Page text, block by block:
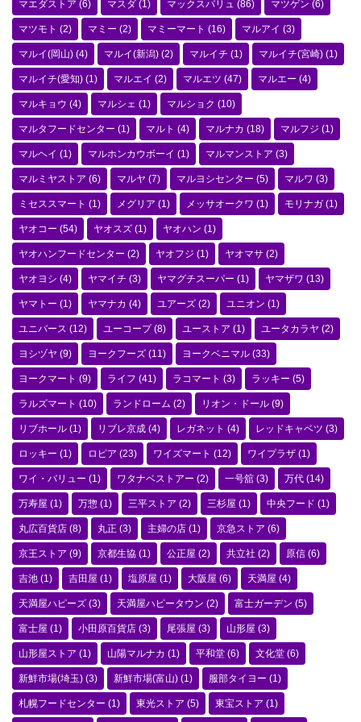
マエダストア (6) マスダ (1) マックスバリュ (86) マツゲン (6)
マツモト (2) マミー (2) マミーマート (16) マルアイ (3)
マルイ(岡山) (4) マルイ(新潟) (2) マルイチ (1) マルイチ(宮崎) (1)
マルイチ(愛知) (1) マルエイ (2) マルエツ (47) マルエー (4)
マルキョウ (4) マルシェ (1) マルショク (10)
マルタフードセンター (1) マルト (4) マルナカ (18) マルフジ (1)
マルヘイ (1) マルホンカウボーイ (1) マルマンストア (3)
マルミヤストア (6) マルヤ (7) マルヨシセンター (5) マルワ (3)
ミセススマート (1) メグリア (1) メッサオークワ (1) モリナガ (1)
ヤオコー (54) ヤオスズ (1) ヤオハン (1)
ヤオハンフードセンター (2) ヤオフジ (1) ヤオマサ (2)
ヤオヨシ (4) ヤマイチ (3) ヤマグチスーパー (1) ヤマザワ (13)
ヤマトー (1) ヤマナカ (4) ユアーズ (2) ユニオン (1)
ユニバース (12) ユーコープ(8) ユーストア (1) ユータカラヤ (2)
ヨシヅヤ (9) ヨークフーズ (11) ヨークベニマル (33)
ヨークマート (9) ライフ (41) ラコマート (3) ラッキー (5)
ラルズマート (10) ランドローム (2) リオン・ドール (9)
リブホール (1) リブレ京成 (4) レガネット (4) レッドキャベツ (3)
ロッキー (1) ロピア (23) ワイズマート (12) ワイプラザ (1)
ワイ・バリュー (1) ワタナベストアー (2) 一号舘 (3) 万代 (14)
万寿屋 (1) 万惣 (1) 三平ストア (2) 三杉屋 (1) 中央フード (1)
丸広百貨店 (8) 丸正 (3) 主婦の店 (1) 京急ストア (6)
京王ストア (9) 京都生協 (1) 公正屋 (2) 共立社 (2) 原信 (6)
吉池 (1) 吉田屋 (1) 塩原屋 (1) 大阪屋 (6) 天満屋 (4)
天満屋ハピーズ (3) 天満屋ハピータウン (2) 富士ガーデン (5)
富士屋 (1) 小田原百貨店 (3) 尾張屋 (3) 山形屋 (3)
山形屋ストア (1) 山陽マルナカ (1) 平和堂 (6) 文化堂 (6)
新鮮市場(埼玉) (3) 新鮮市場(富山) (1) 服部タイヨー (1)
札幌フードセンター (1) 東光ストア (5) 東宝ストア (1)